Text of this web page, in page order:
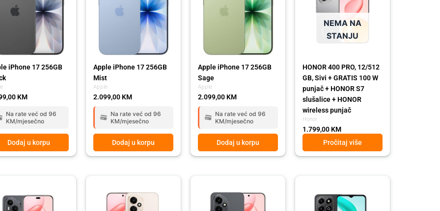
iPhone 17 256GB
KM
Na rate već od 96
KM/mjesečno
Dodaj u korpu
Apple
Apple iPhone 17 256GB
Mist
2.099,00 KM
Na rate već od 96
KM/mjesečno
Dodaj u korpu
Apple
Apple iPhone 17 256GB
Sage
2.099,00 KM
Na rate već od 96
KM/mjesečno
Dodaj u korpu
NEMA NA
STANJU
Honor
HONOR 400 PRO, 12/512
GB, Sivi + GRATIS 100 W
punjač + HONOR S7
slušalice + HONOR
wireless punjač
1.799,00 KM
Pročitaj više
was:
339,00 KM.
299,00 KM.